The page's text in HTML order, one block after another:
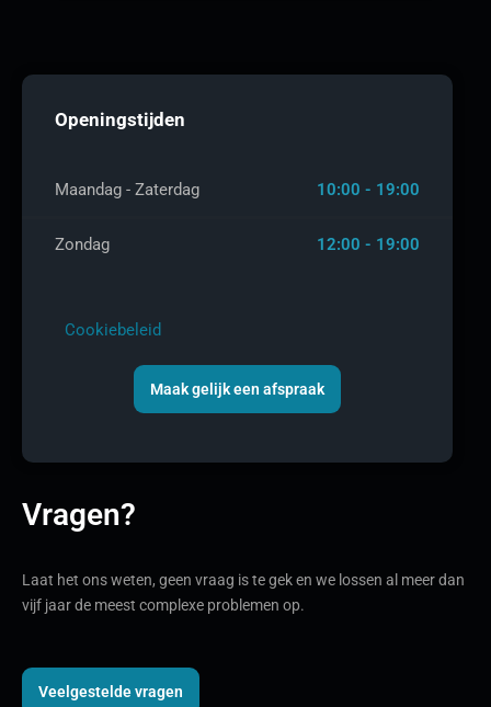
Openingstijden
Maandag - Zaterdag 10:00 - 19:00
Zondag 12:00 - 19:00
Cookiebeleid
Maak gelijk een afspraak
Vragen?
Laat het ons weten, geen vraag is te gek en we lossen al meer dan
vijf jaar de meest complexe problemen op.
Veelgestelde vragen